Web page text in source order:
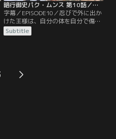
暗行御史パク・ムンス 第10話／字幕
字幕／EPISODE10／忍びで外に出か
けた王様は、自分の体を自分で傷つ
ける子供に遭遇し現実を知り…。ま
た、ムンスと宿に立ち寄るチルボク
ていくチルボクは、行く先で目にし
たある光景に驚いて…。
Subtitle